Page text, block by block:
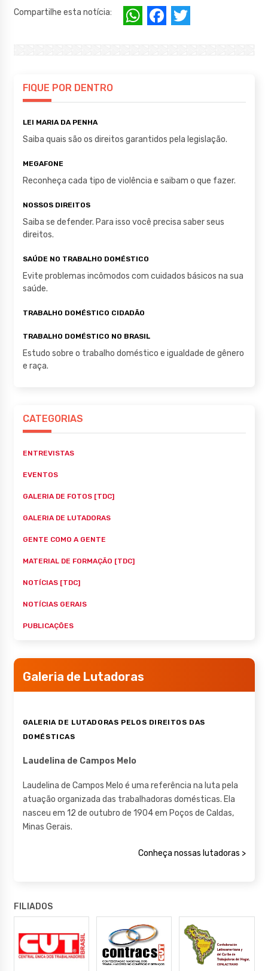
Compartilhe esta notícia:
W
p
F
k
FIQUE POR DENTRO
LEI MARIA DA PENHA
Saiba quais são os direitos garantidos pela legislação.
MEGAFONE
Reconheça cada tipo de violência e saibam o que fazer.
NOSSOS DIREITOS
Saiba se defender. Para isso você precisa saber seus
direitos.
SAÚDE NO TRABALHO DOMÉSTICO
Evite problemas incômodos com cuidados básicos na sua
saúde.
TRABALHO DOMÉSTICO CIDADÃO
TRABALHO DOMÉSTICO NO BRASIL
Estudo sobre o trabalho doméstico e igualdade de gênero
e raça.
CATEGORIAS
ENTREVISTAS
EVENTOS
GALERIA DE FOTOS [TDC]
GALERIA DE LUTADORAS
GENTE COMO A GENTE
MATERIAL DE FORMAÇÃO [TDC]
NOTÍCIAS [TDC]
NOTÍCIAS GERAIS
PUBLICAÇÕES
Galeria de Lutadoras
GALERIA DE LUTADORAS PELOS DIREITOS DAS
DOMÉSTICAS
Laudelina de Campos Melo
Laudelina de Campos Melo é uma referência na luta pela
atuação organizada das trabalhadoras domésticas. Ela
nasceu em 12 de outubro de 1904 em Poços de Caldas,
Minas Gerais.
Conheça nossas lutadoras >
FILIADOS